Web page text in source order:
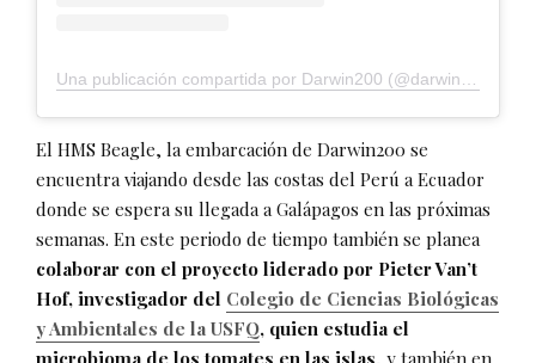
El HMS Beagle, la embarcación de Darwin200 se
encuentra viajando desde las costas del Perú a Ecuador
donde se espera su llegada a Galápagos en las próximas
semanas. En este periodo de tiempo también se planea
colaborar con el proyecto liderado por Pieter Van’t
Hof, investigador del Colegio de Ciencias Biológicas
y Ambientales de la USFQ, quien estudia el
microbioma de los tomates en las islas, y también en